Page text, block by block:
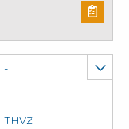
-
THVZ